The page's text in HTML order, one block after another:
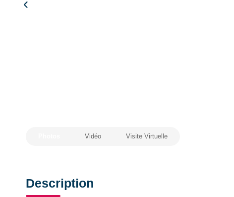
Vidéo Visite Virtuelle
Description